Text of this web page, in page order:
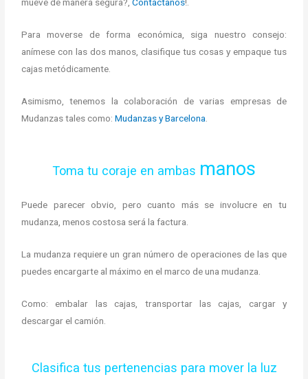
Para moverse de forma económica, siga nuestro consejo:
anímese con las dos manos, clasifique tus cosas y empaque tus
cajas metódicamente.
Asimismo, tenemos la colaboración de varias empresas de
Mudanzas tales como:Mudanzas y Barcelona
Toma tu coraje en ambas manos
Puede parecer obvio, pero cuanto más se involucre en tu
mudanza, menos costosa será la factura.
La mudanza requiere un gran número de operaciones de las que
puedes encargarte al máximo en el marco de una mudanza.
Como: embalar las cajas, transportar las cajas, cargar y
descargar el camión.
Clasifica tus pertenencias para mover la luz